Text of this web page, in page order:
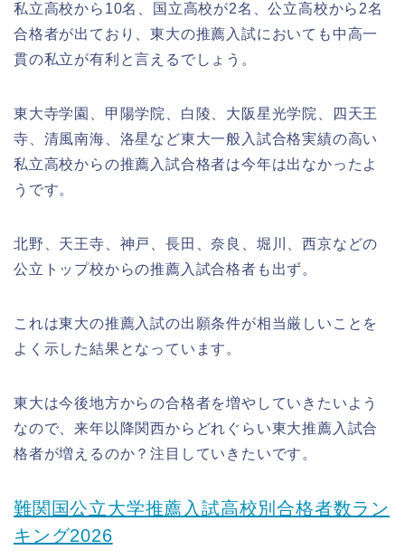
私立高校から10名、国立高校が2名、公立高校から2名
合格者が出ており、東大の推薦入試においても中高一
貫の私立が有利と言えるでしょう。
東大寺学園、甲陽学院、白陵、大阪星光学院、四天王
寺、清風南海、洛星など東大一般入試合格実績の高い
私立高校からの推薦入試合格者は今年は出なかったよ
うです。
北野、天王寺、神戸、長田、奈良、堀川、西京などの
公立トップ校からの推薦入試合格者も出ず。
これは東大の推薦入試の出願条件が相当厳しいことを
よく示した結果となっています。
東大は今後地方からの合格者を増やしていきたいよう
なので、来年以降関西からどれぐらい東大推薦入試合
格者が増えるのか？注目していきたいです。
難関国公立大学推薦入試高校別合格者数ラン
キング2026